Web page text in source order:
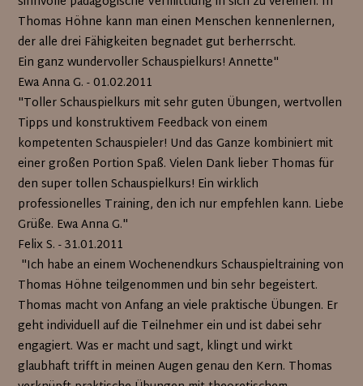
Thomas Höhne kann man einen Menschen kennenlernen,
der alle drei Fähigkeiten begnadet gut berherrscht.
Ein ganz wundervoller Schauspielkurs! Annette"
Ewa Anna G. - 01.02.2011
"Toller Schauspielkurs mit sehr guten Übungen, wertvollen
Tipps und konstruktivem Feedback von einem
kompetenten Schauspieler! Und das Ganze kombiniert mit
einer großen Portion Spaß. Vielen Dank lieber Thomas für
den super tollen Schauspielkurs! Ein wirklich
professionelles Training, den ich nur empfehlen kann. Liebe
Grüße. Ewa Anna G."
Felix S. - 31.01.2011
"Ich habe an einem Wochenendkurs Schauspieltraining von
Thomas Höhne teilgenommen und bin sehr begeistert.
Thomas macht von Anfang an viele praktische Übungen. Er
geht individuell auf die Teilnehmer ein und ist dabei sehr
engagiert. Was er macht und sagt, klingt und wirkt
glaubhaft trifft in meinen Augen genau den Kern. Thomas